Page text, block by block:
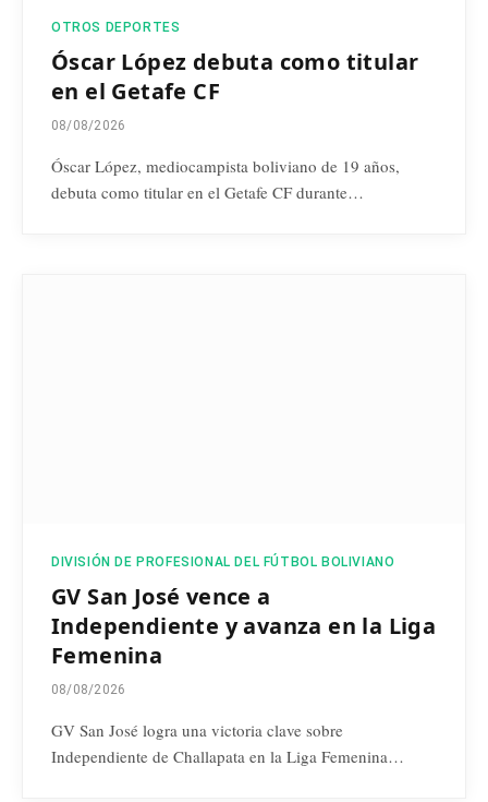
OTROS DEPORTES
Óscar López debuta como titular
en el Getafe CF
08/08/2026
Óscar López, mediocampista boliviano de 19 años,
debuta como titular en el Getafe CF durante…
DIVISIÓN DE PROFESIONAL DEL FÚTBOL BOLIVIANO
GV San José vence a
Independiente y avanza en la Liga
Femenina
08/08/2026
GV San José logra una victoria clave sobre
Independiente de Challapata en la Liga Femenina…